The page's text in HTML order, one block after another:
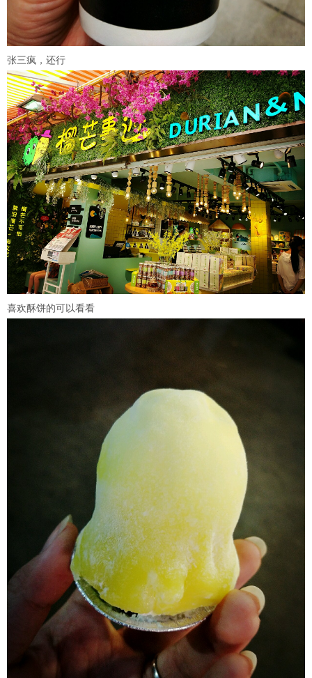
张三疯，还行
喜欢酥饼的可以看看